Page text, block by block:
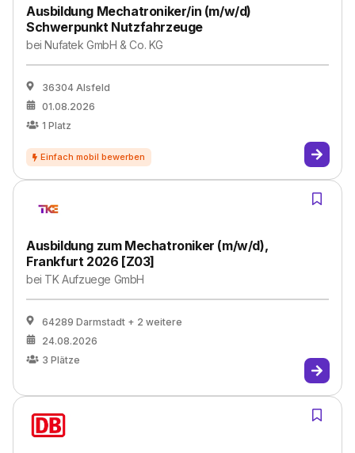
Ausbildung Mechatroniker/in (m/w/d)
Schwerpunkt Nutzfahrzeuge
beiNufatek GmbH & Co. KG
36304 Alsfeld
01.08.2026
1 Platz
Ausbildung zum Mechatroniker (m/w/d),
Frankfurt 2026 [Z03]
bei TK Aufzuege GmbH
64289 Darmstadt + 2 weitere
24.08.2026
3 Plätze